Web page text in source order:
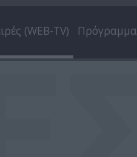
(WEB-TV) Πρόγραμμα